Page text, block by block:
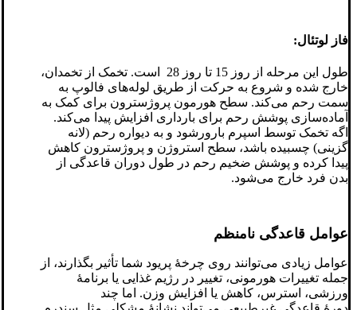
فاز لوتئال:
طول این مرحله از روز 15 تا روز 28 است. تخمک از تخمدان،
خارج شده و شروع به حرکت از طریق لوله‌های فالوپ به
سمت رحم می‌کند. سطح هورمون پروژسترون برای کمک به
آماده‌سازی پوشش رحم برای بارداری افزایش پیدا می‌کند.
اگه تخمک توسط اسپرم بارورشود و به دیواره رحم (لانه
گزینی) چسبیده باشد، سطح استروژن و پروژسترون کاهش
پیدا کرده و پوشش ضخیم رحم در طول دوران قاعدگی از
بدن فرد خارج می‌شود.
عوامل قاعدگی نامنظم
عوامل زیادی می‌توانند روی چرخۀ پریود شما تأثیر بگذارند، از
جمله تغییرات هورمونی، تغییر در رژیم غذایی یا برنامۀ
ورزشی، ‌استرس، کاهش یا افزایش وزن. اما چند